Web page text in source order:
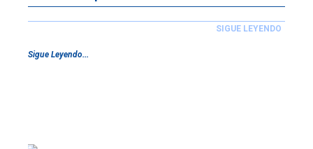
SIGUE LEYENDO
Sigue Leyendo...